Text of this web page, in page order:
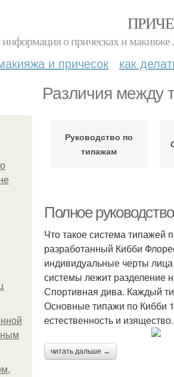
информация о прическах и макияже
и причесок как
Различия между
Руководство по
типажам
Полное
Что такое система типажей
разработанный Кибби
индивидуальные черты
системы лежит разделение
Спортивная дива. Каждый
Основные типажи по Кибби
естественность и
читать дальше →